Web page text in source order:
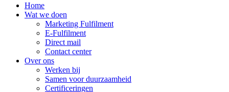
Home
Wat we doen
Marketing Fulfilment
E-Fulfilment
Direct mail
Contact center
Over ons
Werken bij
Samen voor duurzaamheid
Certificeringen